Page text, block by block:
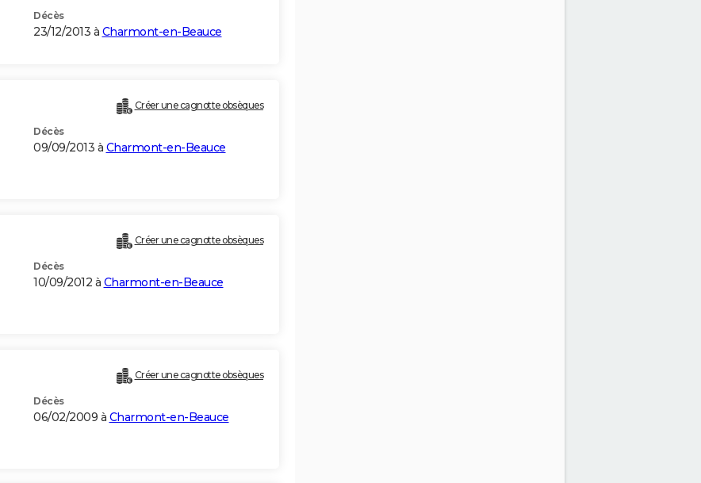
Décès
23/12/2013 à Charmont-en-Beauce
Créer une cagnotte obsèques
Décès
09/09/2013 à Charmont-en-Beauce
Créer une cagnotte obsèques
Décès
10/09/2012 à Charmont-en-Beauce
Créer une cagnotte obsèques
Décès
06/02/2009 à Charmont-en-Beauce